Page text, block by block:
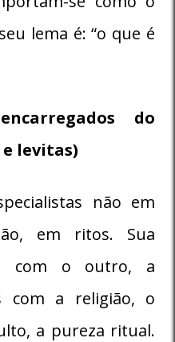
lema é: “o que é
do
levitas)
não em
em ritos. Sua
com o outro, a
com a religião, o
a pureza ritual.